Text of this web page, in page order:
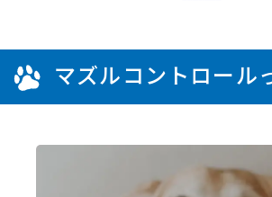
マズルコントロール